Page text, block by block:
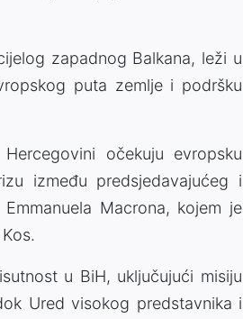
zapadnog Balkana, leži u
puta zemlje i podršku
očekuju evropsku
između predsjedavajućeg i
Macrona, kojem je
u BiH, uključujući misiju
Ured visokog predstavnika i